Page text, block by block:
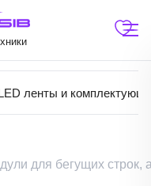
ленты и
для бегущих строк,